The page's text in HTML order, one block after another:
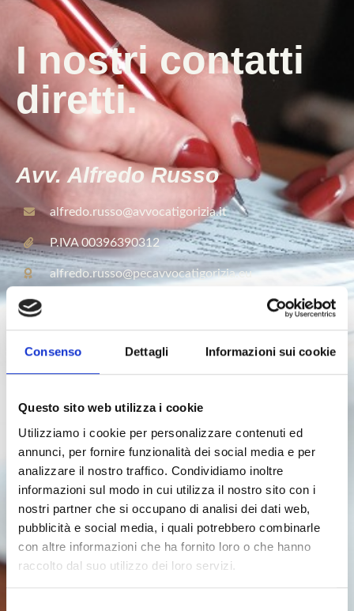
Consenso Dettagli Informazioni sui cookie
Questo sito web utilizza i cookie
Utilizziamo i cookie per personalizzare contenuti ed
annunci, per fornire funzionalità dei social media e per
analizzare il nostro traffico. Condividiamo inoltre
informazioni sul modo in cui utilizza il nostro sito con i
nostri partner che si occupano di analisi dei dati web,
pubblicità e social media, i quali potrebbero combinarle
con altre informazioni che ha fornito loro o che hanno
raccolto dal suo utilizzo dei loro servizi.
I nostri contatti
diretti.
Avv. Alfredo Russo
alfredo.russo@avvocatigorizia.it
P.IVA 00396390312
alfredo.russo@pecavvocatigorizia.eu
chiara.russo@avvocatigorizia.it
P.IVA 01191030319
chiara.russo@pecavvocatigorizia.eu
Avv. Emanuele Russo
(+39) 349 419 3584
emanuele.russo@avvocatigorizia.it